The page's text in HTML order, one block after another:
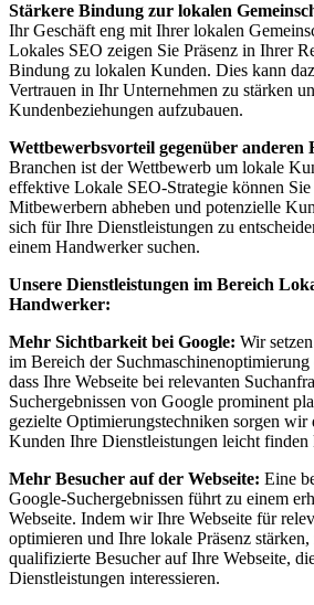
Stärkere Bindung zur lokalen
Ihr Geschäft eng mit Ihrer lokalen
Lokales SEO zeigen Sie Präsenz in Ihrer
Bindung zu lokalen Kunden. Dies kann
Vertrauen in Ihr Unternehmen zu stärken
Kundenbeziehungen aufzubauen.
Wettbewerbsvorteil gegenüber anderen
Branchen ist der Wettbewerb um lokale
effektive Lokale SEO-Strategie können
Mitbewerbern abheben und potenzielle
sich für Ihre Dienstleistungen zu
einem Handwerker suchen.
Unsere Dienstleistungen im Bereich
Handwerker:
Mehr Sichtbarkeit bei Google: Wir
im Bereich der
dass Ihre Webseite bei relevanten
Suchergebnissen von Google prominent
gezielte Optimierungstechniken sorgen wir
Kunden Ihre Dienstleistungen leicht finden
Mehr Besucher auf der Webseite: Eine
Google-Suchergebnissen führt zu einem
Webseite. Indem wir Ihre Webseite für
optimieren und Ihre lokale Präsenz
qualifizierte Besucher auf Ihre Webseite,
Dienstleistungen interessieren.